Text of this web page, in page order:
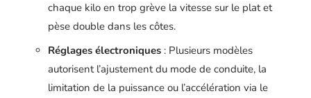
chaque kilo en trop grève la vitesse sur le plat et
pèse double dans les côtes.
Réglages électroniques : Plusieurs modèles
autorisent l’ajustement du mode de conduite, la
limitation de la puissance ou l’accélération via le